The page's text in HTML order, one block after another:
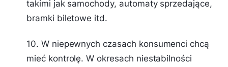
takimi jak samochody, automaty sprzedające,
bramki biletowe itd.
10. W niepewnych czasach konsumenci chcą
mieć kontrolę. W okresach niestabilności